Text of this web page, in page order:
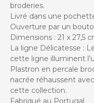
broderies.
Livré dans une
Ouverture par un
Dimensions : 21 x 27,5
La ligne Délicatesse :
cette ligne illuminent
Plastron en percale
nacrée réhaussent
cette collection.
Fabriqué au Portugal